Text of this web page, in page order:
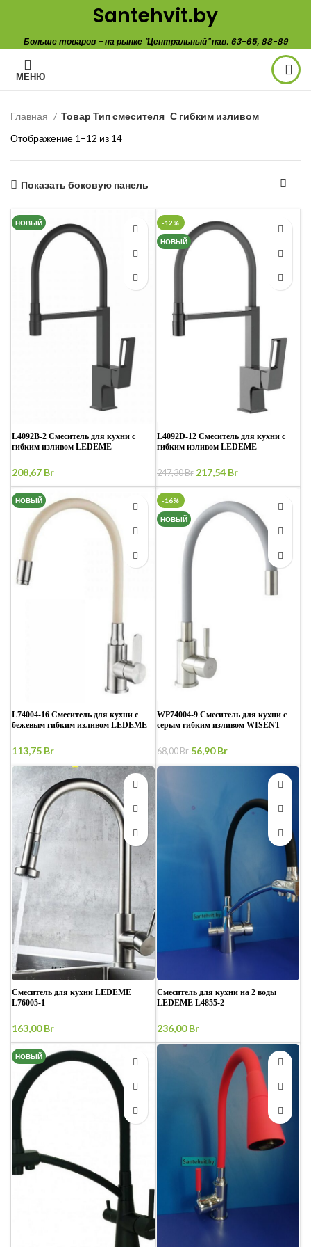
Santehvit.by
Больше товаров - на рынке "Центральный" пав. 63-65, 88-89
МЕНЮ
Главная Товар Тип смесителя С гибким изливом
Отображение 1–12 из 14
Показать боковую панель
НОВЫЙ
L4092B-2 Смеситель для кухни с
гибким изливом LEDEME
208,67 Br
-12%
НОВЫЙ
L4092D-12 Смеситель для кухни с
гибким изливом LEDEME
247,30Br Первоначальная
цена
247,30 Br.
217,54 BrТекущая
цена:
НОВЫЙ
L74004-16 Смеситель для кухни с
бежевым гибким изливом LEDEME
113,75 Br
-16%
НОВЫЙ
WP74004-9 Смеситель для кухни с
серым гибким изливом WISENT
68,00Br Первоначальная
цена
56,90BrТекущая
цена:
Смеситель для кухни LEDEME
L76005-1
163,00Br
Смеситель для кухни на 2 воды
LEDEME L4855-2
236,00Br
НОВЫЙ